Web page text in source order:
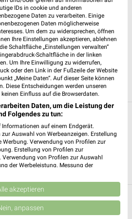
km
Premio Tuning Autozubehörkatalog 2026
PROSPEKTE
und Öffnungszeiten
Automobile
von Zimmermann Automobile.
von Zimmermann Automobile
IDs in cookie und anderen
Daten zu verarbeiten. Einige
Daten möglicherweise
Um dem zu widersprechen, öffnen
Ihre Einstellungen akzeptieren, ablehnen
Schaltfläche „Einstellungen verwalten“
Schaltfläche in der linken
Um Ihre Einwilligung zu widerrufen,
oder den Link in der Fußzeile der Website
„Meine Daten“. Auf dieser Seite können
Diese Entscheidungen werden unseren
Einfluss auf die Browserdaten.
Daten, um die Leistung der
Folgendes zu tun:
auf einem Endgerät.
Auswahl von Werbeanzeigen. Erstellung
Verwendung von Profilen zur
Erstellung von Profilen zur
von Profilen zur Auswahl
der Werbeleistung. Messung der
Quellen. Entwicklung und
reduzierter Daten zur Auswahl
Union weitergegeben und in die
akzeptieren
anpassen